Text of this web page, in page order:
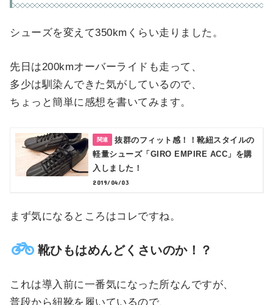
シューズを変えて350kmくらい走りました。
先日は200kmオーバーライドも走って、
多少は馴染んできた気がしているので、
ちょっと簡単に感想を書いてみます。
抜群のフィット感！！靴紐スタイルの
軽量シューズ「GIRO EMPIRE ACC」を購
入しました！
2019/04/03
まず気になるところはコレですね。
靴ひもはめんどくさいのか！？
これは導入前に一番気になった所なんですが、
普段から紐靴を履いているので、